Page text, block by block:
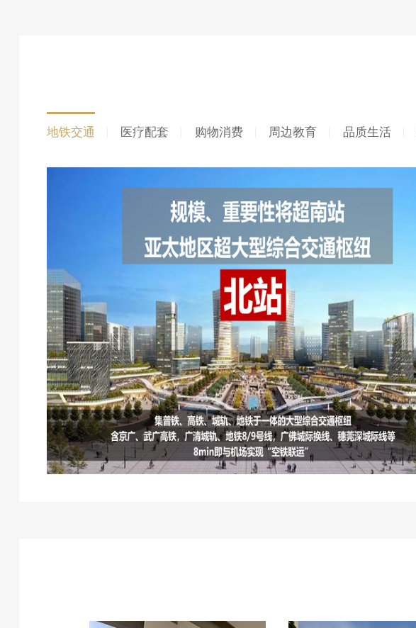
地铁交通 医疗配套 购物消费 周边教育 品质生活